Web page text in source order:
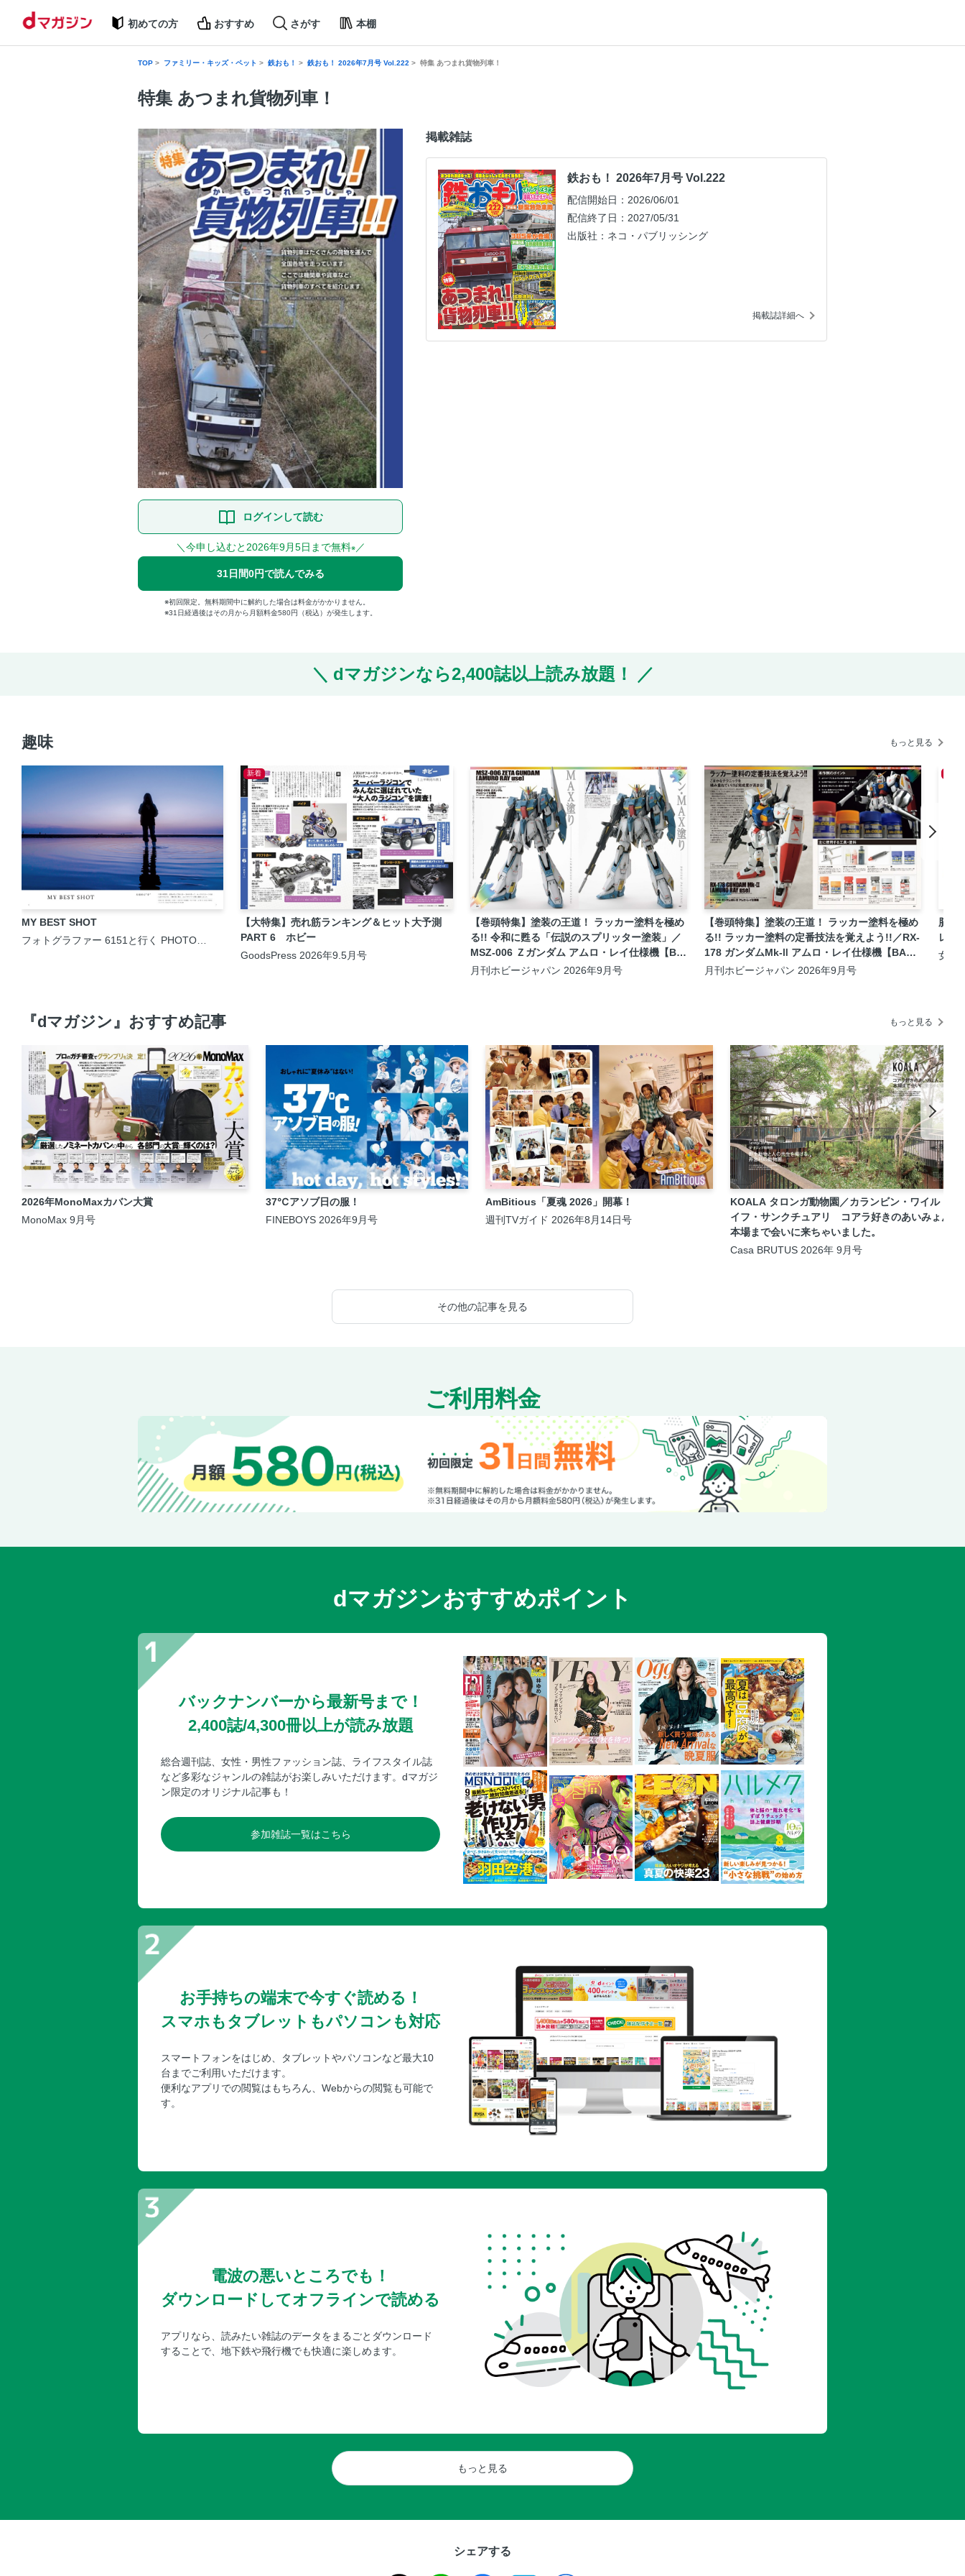
初めての方 おすすめ さがす 本棚
TOP ファミリー・キッズ・ペット 鉄おも！ 鉄おも！ 2026年7月号 Vol.222 特集 あつまれ貨物列車！
特集 あつまれ貨物列車！
ログインして読む
＼今申し込むと2026年9月5日まで無料※／
31日間0円で読んでみる
初回限定。無料期間中に解約した場合は料金がかかりません。
31日経過後はその月から月額料金580円（税込）が発生します。
掲載雑誌
鉄おも！ 2026年7月号 Vol.222
配信開始日：2026/06/01
配信終了日：2027/05/31
出版社：ネコ・パブリッシング
掲載誌詳細へ
dマガジンなら2,400誌以上読み放題！
趣味 もっと見る
MY BEST SHOT
フォトグラファー 6151と行く PHOTO
新着
【大特集】売れ筋ランキング＆ヒット大予測
PART 6 ホビー
GoodsPress 2026年9.5月号
【巻頭特集】塗装の王道！ ラッカー塗料を極め
る!! 令和に甦る「伝説のスプリッター塗装」／
MSZ-006 Ｚガンダム アムロ・レイ仕様機【BA
NDAI SPIRITS 1/100】●MAX渡辺
月刊ホビージャパン 2026年9月号
【巻頭特集】塗装の王道！ ラッカー塗料を極め
る!! ラッカー塗料の定番技法を覚えよう!!／RX-
178 ガンダムMk-Ⅱ アムロ・レイ仕様機【BAND
AI SPIRITS 1/100】●えぬせ
月刊ホビージャパン 2026年9月号
脳を
レ」
女性
『dマガジン』おすすめ記事 もっと見る
2026年MonoMaxカバン大賞
MonoMax 9月号
37℃アソブ日の服！
FINEBOYS 2026年9月号
AmBitious「夏魂 2026」開幕！
週刊TVガイド 2026年8月14日号
KOALA タロンガ動物園／カランビン・ワイルドラ
イフ・サンクチュアリ コアラ好きのあいみょん、
本場まで会いに来ちゃいました。
Casa BRUTUS 2026年 9月号
その他の記事を見る
ご利用料金
dマガジンおすすめポイント
バックナンバーから最新号まで！
2,400誌/4,300冊以上が読み放題
総合週刊誌、女性・男性ファッション誌、ライフスタイル誌
など多彩なジャンルの雑誌がお楽しみいただけます。dマガジ
ン限定のオリジナル記事も！
参加雑誌一覧はこちら
お手持ちの端末で今すぐ読める！
スマホもタブレットもパソコンも対応
スマートフォンをはじめ、タブレットやパソコンなど最大10
台までご利用いただけます。
便利なアプリでの閲覧はもちろん、Webからの閲覧も可能で
す。
電波の悪いところでも！
ダウンロードしてオフラインで読める
アプリなら、読みたい雑誌のデータをまるごとダウンロード
することで、地下鉄や飛行機でも快適に楽しめます。
もっと見る
シェアする